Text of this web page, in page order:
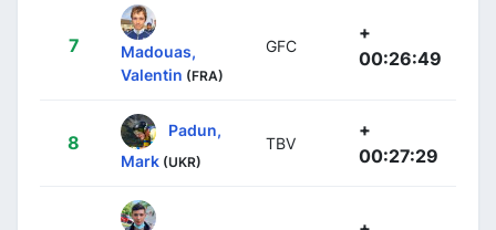
7
Madouas,
Valentin (FRA)
GFC
+
00:26:49
8
Padun,
Mark (UKR)
TBV
+
00:27:29